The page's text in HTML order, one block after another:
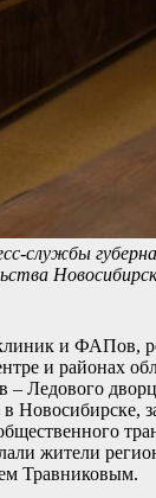
службы
и ФАПов,
и районах
– Ледового
Новосибирске,
жители
Травниковым.